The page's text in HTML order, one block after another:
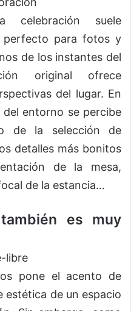
celebración suele
perfecto para fotos y
de los instantes del
original ofrece
del lugar. En
entorno se percibe
de la selección de
detalles más bonitos
de la mesa,
de la estancia…
es muy
pone el acento de
estética de un espacio